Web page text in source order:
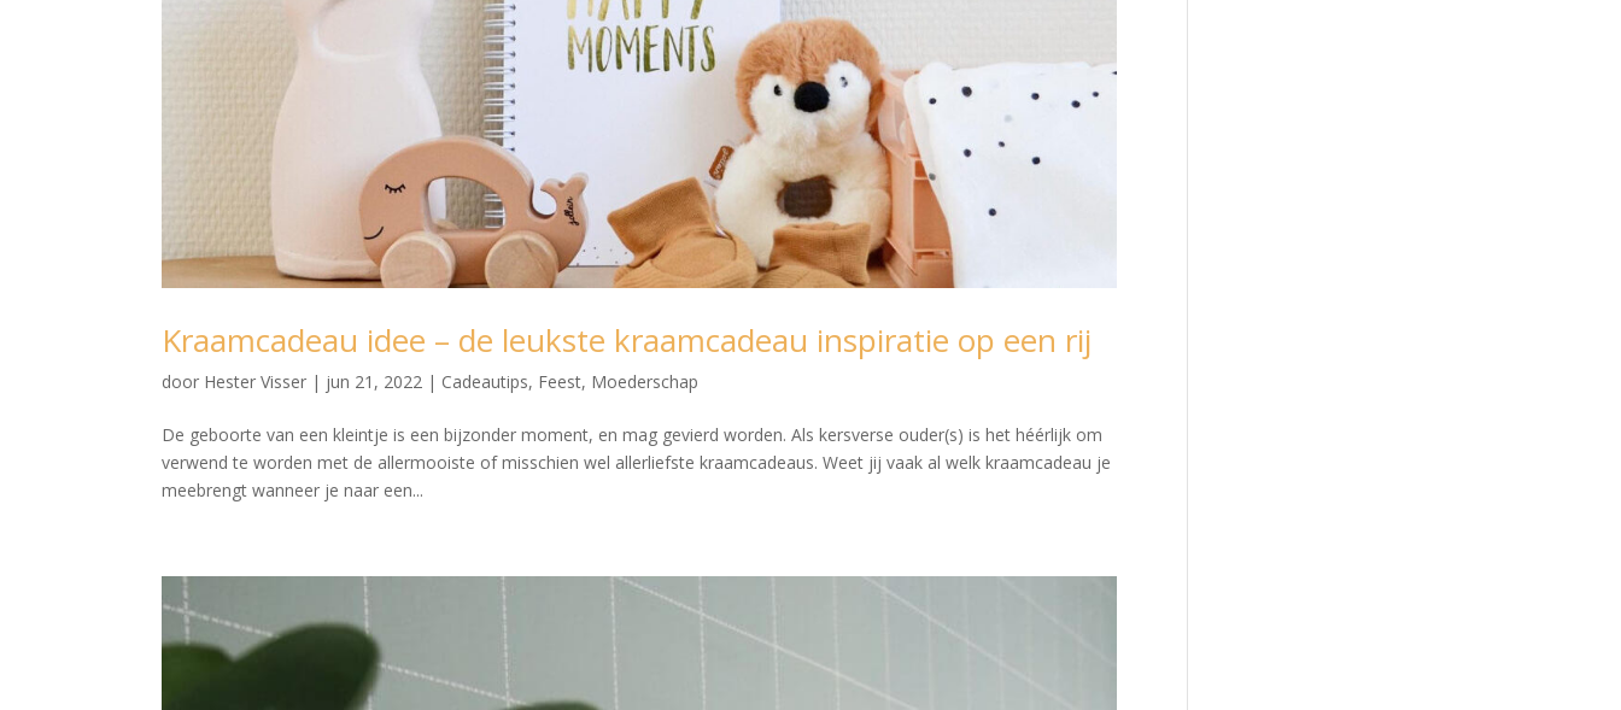
Kraamcadeau idee – de leukste kraamcadeau inspiratie op een rij
door Hester Visser | jun 21, 2022 | Cadeautips, Feest, Moederschap
De geboorte van een kleintje is een bijzonder moment, en mag gevierd worden. Als kersverse ouder(s) is het héérlijk om
verwend te worden met de allermooiste of misschien wel allerliefste kraamcadeaus. Weet jij vaak al welk kraamcadeau je
meebrengt wanneer je naar een...